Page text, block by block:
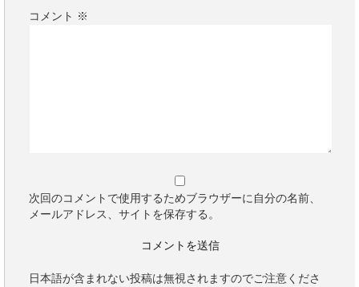
コメント ※
次回のコメントで使用するためブラウザーに自分の名前、
メールアドレス、サイトを保存する。
日本語が含まれない投稿は無視されますのでご注意くださ